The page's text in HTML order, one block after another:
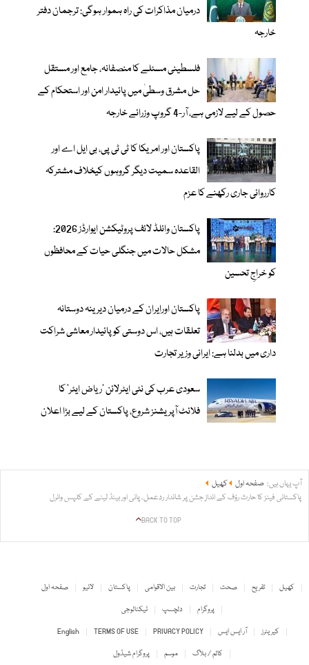
درمیان مذاکرات کی راہ ہموار ہوگی: ترجمان دفتر
خارجہ
فلسطینی مسئلے کا منصفانہ، جامع اور مستقل
حل مشرق وسطیٰ میں پائیدار امن اور استحکام کے
حصول کے لیے لازمی ہے، آر-4 گروپ وزرائے خارجہ
پاکستان اور امریکا کا ٹی ٹی پی، بی ایل اے اور
القاعدہ سمیت دیگر گروہوں کیخلاف مشترکہ
کارروائی جاری رکھنے کا عزم
پاکستان وائلڈ لائف پروٹیکشن ایوارڈز 2026:
مشکل حالات میں جنگلی حیات کے محافظوں
کو خراجِ تحسین
پاکستان اورایران کے درمیان دیرینہ دوستانہ
تعلقات ہیں، اس دوستی کوپائیدار معاشی شراکت
داری میں بدلنا ہے: ایرانی وزیر تجارت
سعودی عرب کی نئی ایئرلائن ‘ریاض ایئر’ کا
فلائٹ آپریشنز شروع، پاکستان کے لیے بڑا اعلان
آپ یہاں ہیں: صفحہ اول
کھیل
پاکستانی فینز کا حارث رؤف کے اندازِ جشن پر شاندار ردعمل، پانی اور بینڈ لینے کے کلپس وائرل
BACK TO TOP
صفحہ اول لائیو پاکستان بین الاقوامی تجارت صحت تفریح
کھیل
ٹیکنالوجی
دلچسپ
پروگرام
English
TERMS OF USE PRIVACY POLICY آر ایس ایس
کیریئرز
پروگرام شیڈول
موسم کالم / بلاگ